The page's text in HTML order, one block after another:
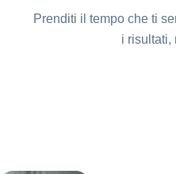
Prenditi il tempo che ti
i risultati,